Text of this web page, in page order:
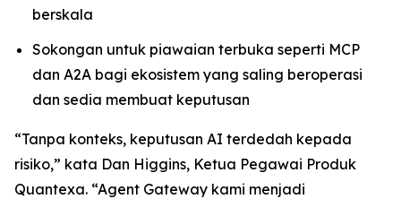
berskala
Sokongan untuk piawaian terbuka seperti MCP
dan A2A bagi ekosistem yang saling beroperasi
dan sedia membuat keputusan
“Tanpa konteks, keputusan AI terdedah kepada
risiko,” kata Dan Higgins, Ketua Pegawai Produk
Quantexa. “Agent Gateway kami menjadi